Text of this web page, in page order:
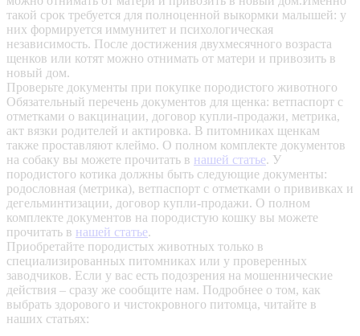
такой срок требуется для полноценной выкормки малышей: у
них формируется иммунитет и психологическая
независимость. После достижения двухмесячного возраста
щенков или котят можно отнимать от матери и привозить в
новый дом.
Проверьте документы при покупке породистого животного
Обязательный перечень документов для щенка: ветпаспорт с
отметками о вакцинации, договор купли-продажи, метрика,
акт вязки родителей и актировка. В питомниках щенкам
также проставляют клеймо. О полном комплекте документов
на собаку вы можете прочитать в нашей статье. У
породистого котика должны быть следующие документы:
родословная (метрика), ветпаспорт с отметками о прививках и
дегельминтизации, договор купли-продажи. О полном
комплекте документов на породистую кошку вы можете
прочитать в нашей статье.
Приобретайте породистых животных только в
специализированных питомниках или у проверенных
заводчиков. Если у вас есть подозрения на мошеннические
действия – сразу же сообщите нам. Подробнее о том, как
выбрать здорового и чистокровного питомца, читайте в
наших статьях: